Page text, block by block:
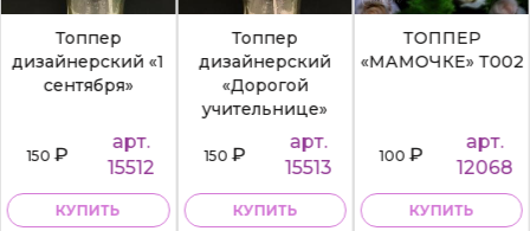
Топпер
дизайнерский «1
сентября»
150₽
арт.
15512
КУПИТЬ
Топпер
дизайнерский
«Дорогой
учительнице»
150₽
арт.
15513
КУПИТЬ
ТОППЕР
«МАМОЧКЕ» Т002
100₽
арт.
12068
КУПИТЬ